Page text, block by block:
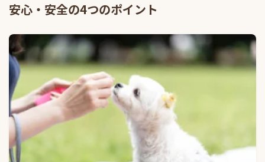
安心・安全の4つのポイント